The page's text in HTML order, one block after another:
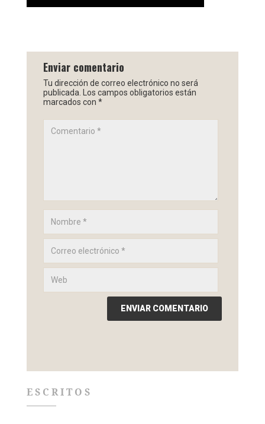
Enviar comentario
Tu dirección de correo electrónico no será
publicada.
Los campos obligatorios están
marcados con *
ESCRITOS